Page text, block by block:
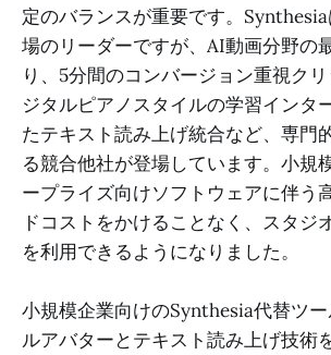
定のバランスが重要です。
場のリーダーですが、AI動画分野の
り、5分間のコンバージョン重視ク
ジタルピアノスタイルの学習インタ
たテキスト読み上げ統合など、専門
る競合他社が登場しています。小規
ープライズ向けソフトウェアに伴う
ドコストをかけることなく、スタジ
を利用できるようになりました。
小規模企業向けのSynthesia代替ツ
ルアバターとテキスト読み上げ技術